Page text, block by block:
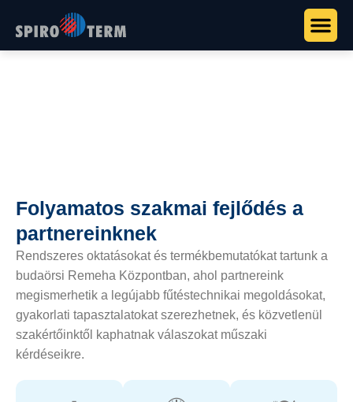
Folyamatos szakmai fejlődés a
partnereinknek
Rendszeres oktatásokat és termékbemutatókat tartunk a
budaörsi Remeha Központban, ahol partnereink
megismerhetik a legújabb fűtéstechnikai megoldásokat,
gyakorlati tapasztalatokat szerezhetnek, és közvetlenül
szakértőinktől kaphatnak válaszokat műszaki
kérdéseikre.